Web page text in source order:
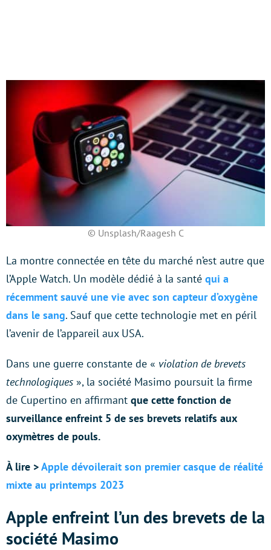
© Unsplash/Raagesh C
La montre connectée en tête du marché n’est autre que
l’Apple Watch. Un modèle dédié à la santé qui a
récemment sauvé une vie avec son capteur d’oxygène
dans le sang. Sauf que cette technologie met en péril
l’avenir de l’appareil aux USA.
Dans une guerre constante de « violation de brevets
technologiques », la société Masimo poursuit la firme
de Cupertino en affirmant que cette fonction de
surveillance enfreint 5 de ses brevets relatifs aux
oxymètres de pouls.
À lire >Apple dévoilerait son premier casque de réalité
mixte au printemps 2023
Apple enfreint l’un des brevets de la
société Masimo